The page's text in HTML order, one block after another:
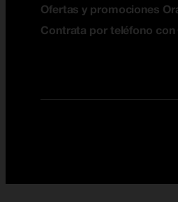
Ofertas y promociones
Contrata por teléfono con